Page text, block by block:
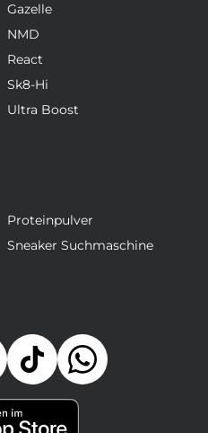
Gazelle
NMD
React
Sk8-Hi
Ultra Boost
Proteinpulver
Sneaker Suchmaschine